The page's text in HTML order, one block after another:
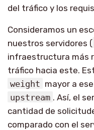
del tráfico y los
Consideramos un
nuestros servidores (
infraestructura más
tráfico hacia este.
weight mayor a
upstream . Así, el
cantidad de
comparado con el